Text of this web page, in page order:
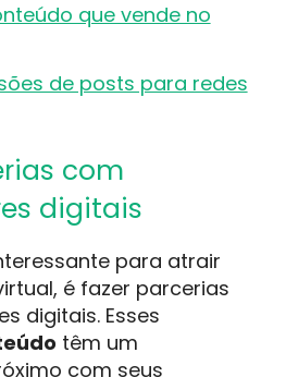
que vende no
de posts para redes
com
digitais
para atrair
é fazer parcerias
digitais. Esses
têm um
com seus